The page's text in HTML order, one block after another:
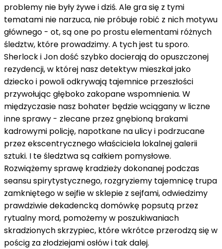
problemy nie były żywe i dziś. Ale gra się z tymi
tematami nie narzuca, nie próbuje robić z nich motywu
głównego - ot, są one po prostu elementami różnych
śledztw, które prowadzimy. A tych jest tu sporo.
Sherlock i Jon dość szybko docierają do opuszczonej
rezydencji, w której nasz detektyw mieszkał jako
dziecko i powoli odkrywają tajemnice przeszłości
przywołując głęboko zakopane wspomnienia. W
międzyczasie nasz bohater będzie wciągany w liczne
inne sprawy - zlecane przez gnębioną brakami
kadrowymi policję, napotkane na ulicy i podrzucane
przez ekscentrycznego właściciela lokalnej galerii
sztuki. I te śledztwa są całkiem pomysłowe.
Rozwiążemy sprawę kradzieży dokonanej podczas
seansu spirytystycznego, rozgryziemy tajemnicę trupa
zamkniętego w sejfie w sklepie z sejfami, odwiedzimy
prawdziwie dekadencką domówkę popsutą przez
rytualny mord, pomożemy w poszukiwaniach
skradzionych skrzypiec, które wkrótce przerodzą się w
pościg za złodziejami osłów i tak dalej.